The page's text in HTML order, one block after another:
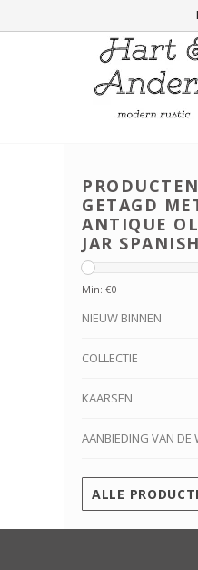
PRODUCTEN
GETAGD
ANTIQUE
JAR SPANISH
Min: €0
NIEUW BINNEN
COLLECTIE
KAARSEN
AANBIEDING VAN DE
ALLE